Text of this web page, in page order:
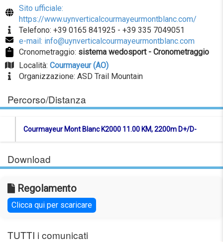
Sito ufficiale:
https://www.uynverticalcourmayeurmontblanc.com/
Telefono: +39 0165 841925 - +39 335 7049051
e-mail: info@uynverticalcourmayeurmontblanc.com
Cronometraggio: sistema wedosport - Cronometraggio
Località: Courmayeur (AO)
Organizzazione: ASD Trail Mountain
Percorso/Distanza
Courmayeur Mont Blanc K2000 11.00 KM, 2200m D+/D-
Download
Regolamento
Clicca qui per scaricare
TUTTI i comunicati